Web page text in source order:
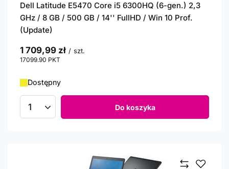
Dell Latitude E5470 Core i5 6300HQ (6-gen.) 2,3
GHz / 8 GB / 500 GB / 14'' FullHD / Win 10 Prof.
(Update)
1 709,99 zł / szt.
17099.90 PKT
Dostępny
Ilość produktów Do koszyka